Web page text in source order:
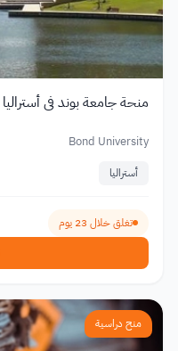
منحة جامعة بوند في أستراليا 2027 ممولة جزئيا للطلاب الدوليين
Bond University
أستراليا
تغلق خلال 23 يوم
منح دراسية